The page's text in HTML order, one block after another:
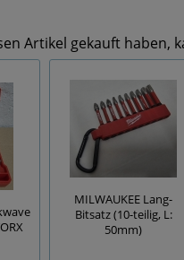
Artikel gekauft haben,
MILWAUKEE Lang-
Bitsatz (10-teilig, L:
50mm)